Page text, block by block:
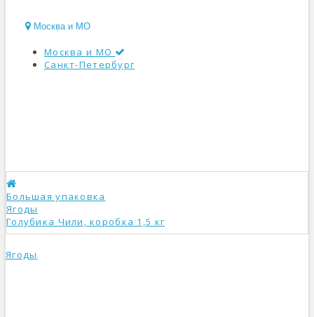
Москва и МО
Москва и МО
Санкт-Петербург
Большая упаковка
Ягоды
Голубика Чили, коробка 1,5 кг
Ягоды